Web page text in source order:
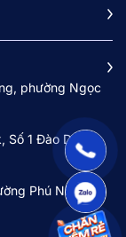
phường Ngọc
1 Đào Duy
Phú Nhuận,